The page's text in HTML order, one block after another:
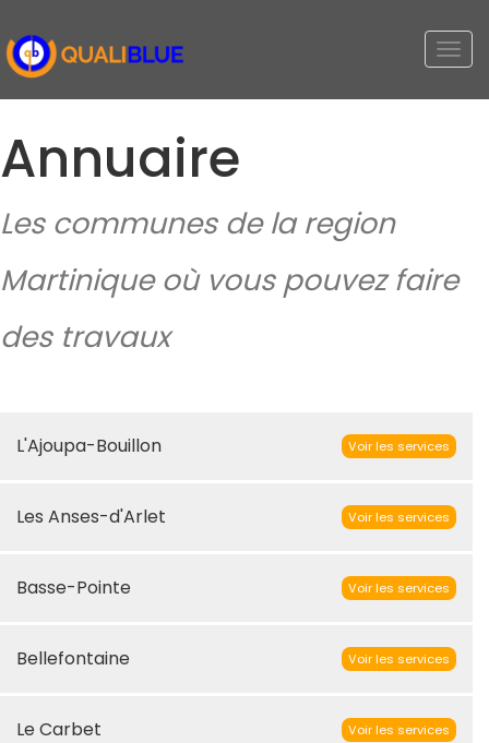
Annuaire
Les communes de la region
Martinique où vous pouvez faire
des travaux
L'Ajoupa-Bouillon Voir les services
Les Anses-d'Arlet Voir les services
Basse-Pointe Voir les services
Bellefontaine Voir les services
Le Carbet Voir les services